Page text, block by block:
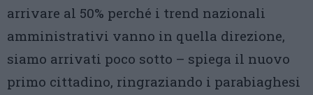
arrivare al 50% perché i trend nazionali
amministrativi vanno in quella direzione,
siamo arrivati poco sotto – spiega il nuovo
primo cittadino, ringraziando i parabiaghesi